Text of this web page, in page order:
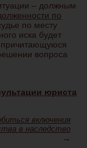
– должным
по
по месту
иска будет
причитающуюся
вопроса
юриста
включения
в наследство
→